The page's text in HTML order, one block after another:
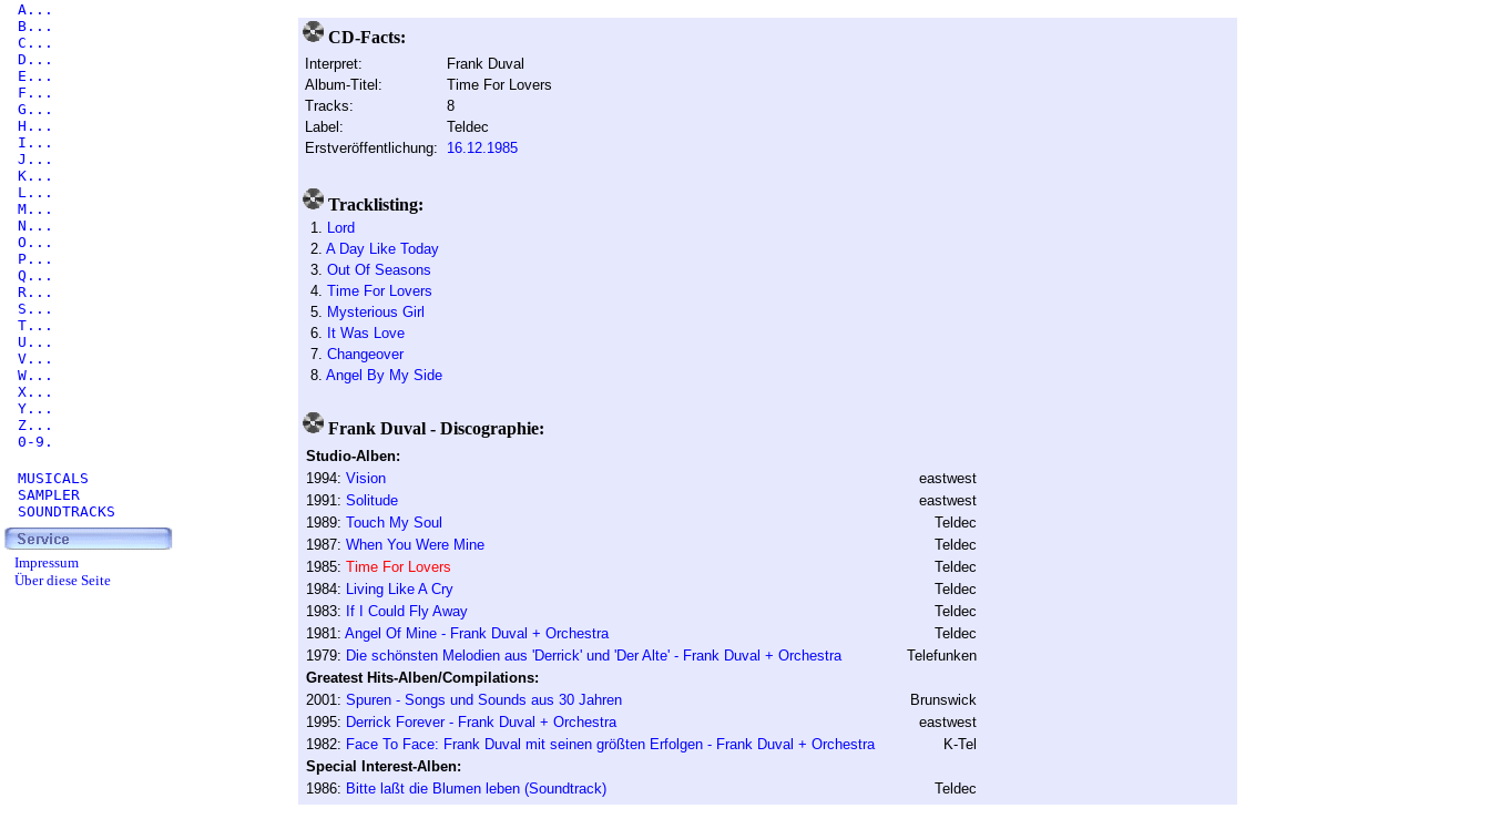
CD-Facts:
Interpret:
Frank Duval
Album-Titel:
Time For Lovers
Tracks:
8
Label:
Teldec
Erstveröffentlichung:
16.12.1985
Tracklisting:
1. Lord
2. A Day Like Today
3. Out Of Seasons
4. Time For Lovers
5. Mysterious Girl
6. It Was Love
7. Changeover
8. Angel By My Side
Frank Duval - Discographie:
Studio-Alben:
1994: Vision
eastwest
1991: Solitude
eastwest
1989: Touch My Soul
Teldec
1987: When You Were Mine
Teldec
1985: Time For Lovers
Teldec
1984: Living Like A Cry
Teldec
1983: If I Could Fly Away
Teldec
1981: Angel Of Mine - Frank Duval + Orchestra
Teldec
1979: Die schönsten Melodien aus 'Derrick' und 'Der Alte' - Frank Duval + Orchestra
Telefunken
Greatest Hits-Alben/Compilations:
2001: Spuren - Songs und Sounds aus 30 Jahren
Brunswick
1995: Derrick Forever - Frank Duval + Orchestra
eastwest
1982: Face To Face: Frank Duval mit seinen größten Erfolgen - Frank Duval + Orchestra
K-Tel
Special Interest-Alben:
1986: Bitte laßt die Blumen leben (Soundtrack) Teldec
A...
B...
C...
D...
E...
F...
G...
H...
I...
J...
K...
L...
M...
N...
O...
P...
Q...
R...
S...
T...
U...
V...
W...
X...
Y...
Z...
0-9.
MUSICALS
SAMPLER
SOUNDTRACKS
Impressum
Über diese Seite